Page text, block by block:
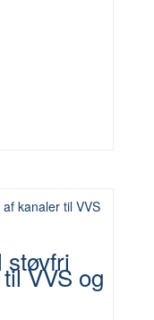
VVS og